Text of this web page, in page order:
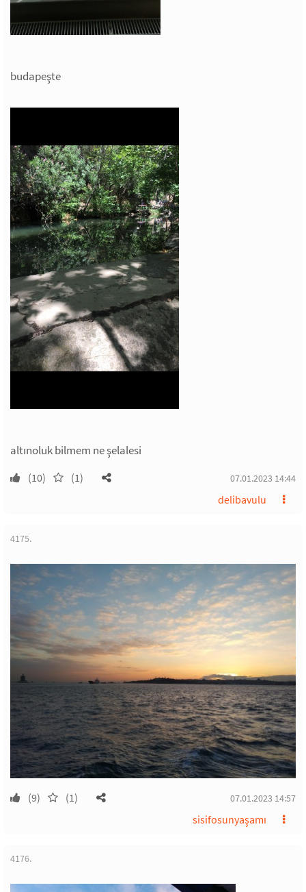
budapeşte
altınoluk bilmem ne şelalesi
(10) (1) 07.01.2023 14:44
delibavulu
4175.
(9) (1) 07.01.2023 14:57
sisifosunyaşamı
4176.